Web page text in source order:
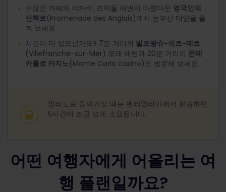
수많은 카페와 야자수, 조약돌 해변이 아름다운 영국인의
산책로(Promenade des Anglais)에서 눈부신 태양을 즐
겨 보세요.
시간이 더 있으신가요? 7분 거리의 빌프랑슈-쉬르-메르
(Villefranche-sur-Mer) 모래 해변과 20분 거리의 몬테
카를로 카지노(Monte Carlo casino)도 방문해 보세요.
밀라노로 돌아가실 때는 벤티밀리아에서 환승하면
5시간이 조금 넘게 소요됩니다.
어떤 여행자에게 어울리는 여
행 플랜일까요?